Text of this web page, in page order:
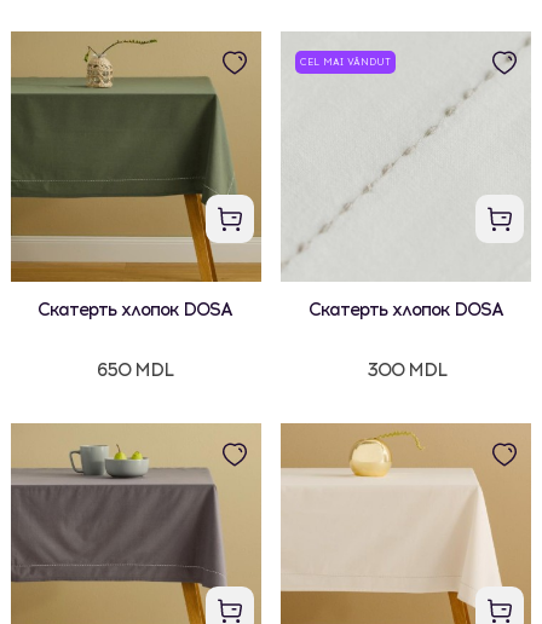
Скатерть хлопок DOSA
650 MDL
CEL MAI VÂNDUT
Скатерть хлопок DOSA
300 MDL